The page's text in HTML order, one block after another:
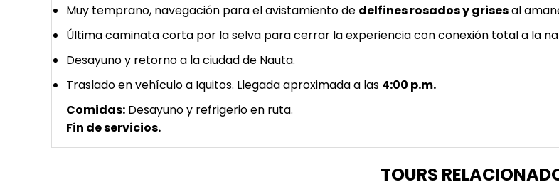
Muy temprano, navegación para el avistamiento de delfines rosados y grisesal
Última caminata corta por la selva para cerrar la experiencia con conexión total a la
Desayuno y retorno a la ciudad de Nauta.
Traslado en vehículo a Iquitos. Llegada aproximada a las 4:00 p.m.
Comidas: Desayuno y refrigerio en ruta.
Fin de servicios.
TOURS